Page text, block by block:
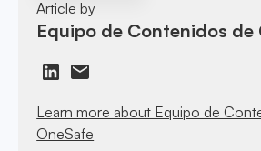
Article by
Equipo de Contenidos de
Learn more about Equipo de
OneSafe